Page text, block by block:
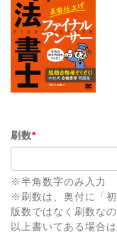
刷数*
※半角数字のみ入力
※刷数は、奥付に「
版数ではなく刷数な
以上書いてある場合